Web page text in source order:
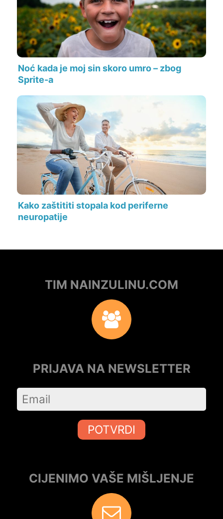
Noć kada je moj sin skoro umro – zbog
Sprite-a
Kako zaštititi stopala kod periferne
neuropatije
TIM NAINZULINU.COM
PRIJAVA NA NEWSLETTER
POTVRDI
CIJENIMO VAŠE MIŠLJENJE